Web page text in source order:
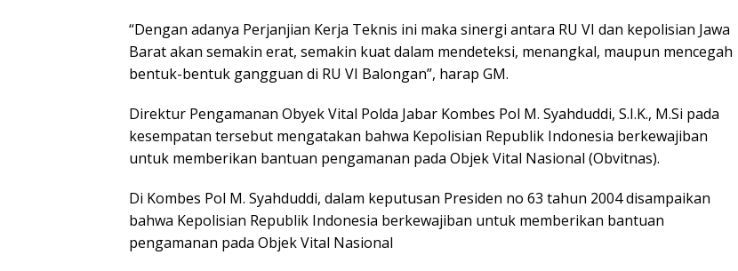
“Dengan adanya Perjanjian Kerja Teknis ini maka sinergi antara RU VI dan kepolisian Jawa
Barat akan semakin erat, semakin kuat dalam mendeteksi, menangkal, maupun mencegah
bentuk-bentuk gangguan di RU VI Balongan”, harap GM.
Direktur Pengamanan Obyek Vital Polda Jabar Kombes Pol M. Syahduddi, S.I.K., M.Si pada
kesempatan tersebut mengatakan bahwa Kepolisian Republik Indonesia berkewajiban
untuk memberikan bantuan pengamanan pada Objek Vital Nasional (Obvitnas).
Di Kombes Pol M. Syahduddi, dalam keputusan Presiden no 63 tahun 2004 disampaikan
bahwa Kepolisian Republik Indonesia berkewajiban untuk memberikan bantuan
pengamanan pada Objek Vital Nasional